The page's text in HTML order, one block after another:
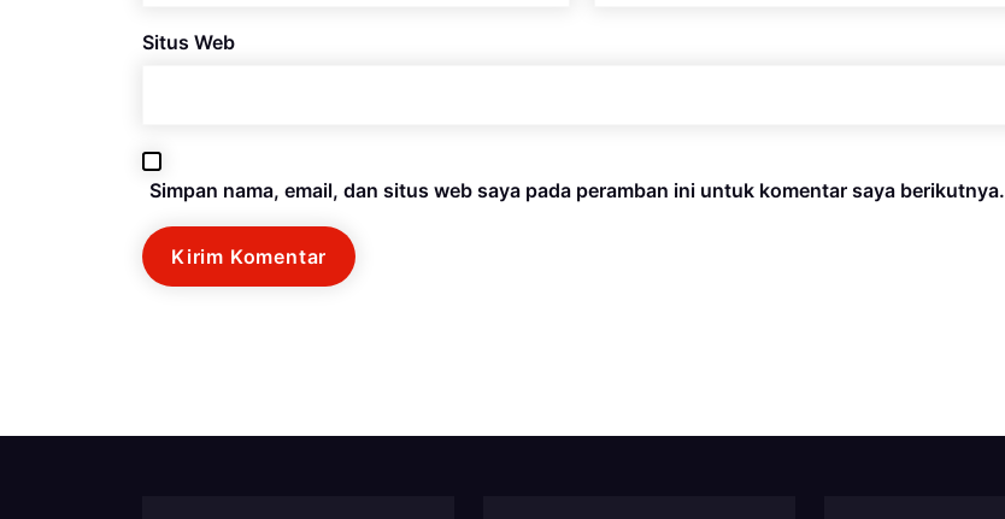
Situs Web
Simpan nama, email, dan situs web saya pada peramban ini untuk komentar saya berikutnya.